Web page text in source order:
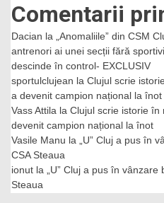
Comentarii
Dacian la
„Anomaliile” din CSM
antrenori ai unei secții fără
descinde în control- EXCLUSIV
sportulclujean la Clujul scrie
a devenit campion național la înot
Vass Attila la Clujul scrie istorie în
devenit campion național la înot
Vasile Manu la
„U” Cluj a pus în
CSA Steaua
ionut la
„U” Cluj a pus în
Steaua